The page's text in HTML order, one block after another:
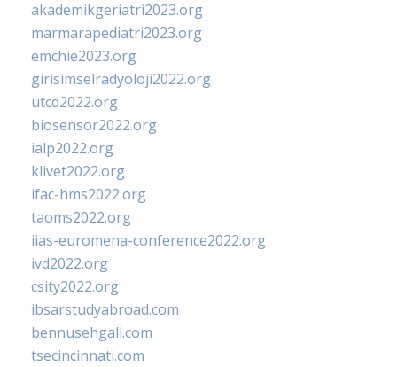
akademikgeriatri2023.org
marmarapediatri2023.org
emchie2023.org
girisimselradyoloji2022.org
utcd2022.org
biosensor2022.org
ialp2022.org
klivet2022.org
ifac-hms2022.org
taoms2022.org
iias-euromena-conference2022.org
ivd2022.org
csity2022.org
ibsarstudyabroad.com
bennusehgall.com
tsecincinnati.com